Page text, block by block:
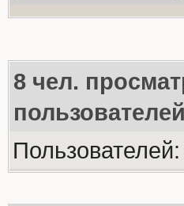
8чел.
Пользователей: